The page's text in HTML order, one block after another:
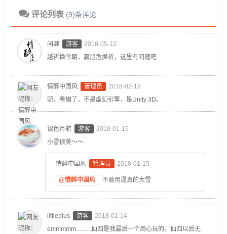
评论列表 (9)条评论
闲卿 游客
2018-05-12
越祈换今朝，赢旭危换祈，这里有问题吧
情醉中国风 管理员
2018-02-18
呃，看错了，不是虚幻引擎，是Unity 3D。
银色月航 游客
2018-01-15
小雪很美～～
情醉中国风 管理员 2018-01-15
@情醉中国风 不敢用逼真的大雪
littleplus 游客
2018-01-14
emmmmm..........仙四是我最后一个用心玩的，仙四以后无